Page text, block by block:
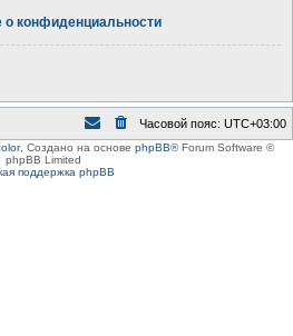
о конфиденциальности
Часовой пояс: UTC+03:00
, Создано на основе phpBB® Forum Software ©
phpBB Limited
поддержка phpBB